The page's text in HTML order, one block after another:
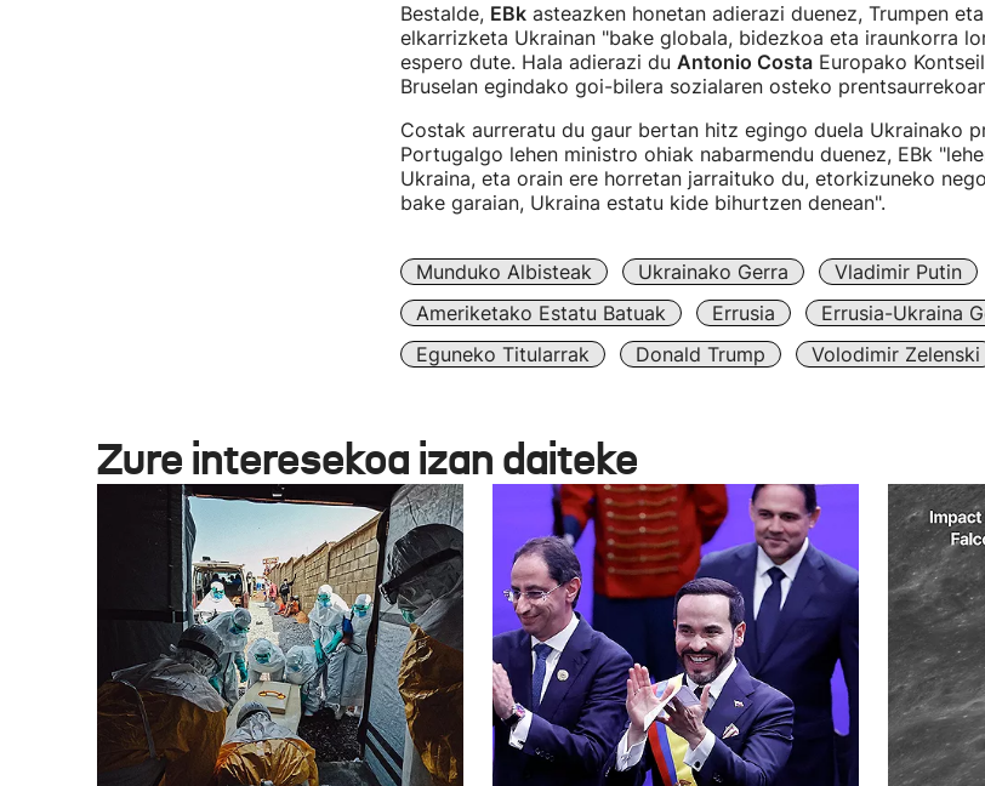
Bestalde, EBkasteazken honetan adierazi duenez, Trumpen
elkarrizketa Ukrainan "bake globala, bidezkoa eta iraunkorra
espero dute. Hala adierazi du Antonio CostaEuropako
Bruselan egindako goi-bilera sozialaren osteko
Costak aurreratu du gaur bertan hitz egingo duela Ukrainako
Portugalgo lehen ministro ohiak nabarmendu duenez, EBk
Ukraina, eta orain ere horretan jarraituko du, etorkizuneko
bake garaian, Ukraina estatu kide bihurtzen denean".
Munduko Albisteak Ukrainako Gerra
Vladimir Putin
Ameriketako Estatu Batuak
Errusia
Errusia-Ukraina
Eguneko Titularrak
Donald Trump Volodimir Zelenski
Zure interesekoa izan daiteke